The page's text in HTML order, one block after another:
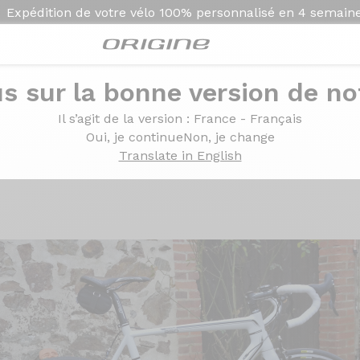
Expédition de votre vélo 100% personnalisé en 4
sur la bonne version de
Il s’agit de la version : France - Français
Oui, je continueNon, je change
Translate in English
Campagnolo Athena Ksyrium Elite
350